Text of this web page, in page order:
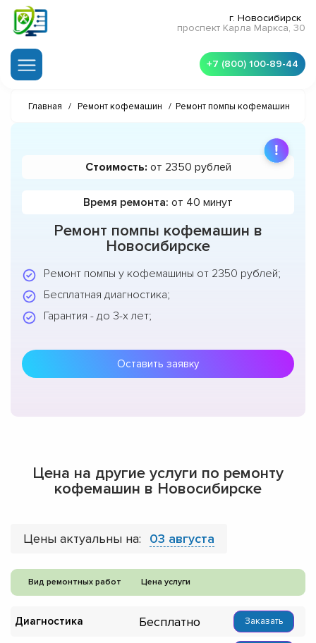
г. Новосибирск
проспект Карла Маркса, 30
+7 (800) 100-89-44
Главная / Ремонт кофемашин / Ремонт помпы кофемашин
Ремонт помпы кофемашин в
Новосибирске
Ремонт помпы у кофемашины от 2350 рублей;
Бесплатная диагностика;
Гарантия - до 3-х лет;
Оставить заявку
Стоимость: от 2350 рублей
Время ремонта: от 40 минут
Цена на другие услуги по ремонту
кофемашин в Новосибирске
Цены актуальны на: 03 августа
Вид ремонтных работ Цена услуги
Диагностика Бесплатно Заказать